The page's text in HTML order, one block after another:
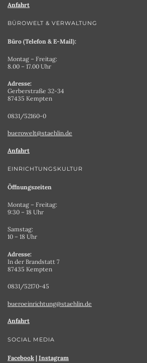
Anfahrt
BÜROWELT & VERWALTUNG
Büro (Telefon & E-Mail):
Montag – Freitag:
8.00 – 17.00 Uhr
Adresse:
Gerberstraße 32-34
87435 Kempten
0831/52160-0
buerowelt@staehlin.de
Anfahrt
EINRICHTUNGSKULTUR
Öffnungszeiten
Montag – Freitag:
9:30 – 18 Uhr
Samstag:
10 – 18 Uhr
Adresse:
In der Brandstatt 7
87435 Kempten
0831/52170-45
bueroeinrichtung@staehlin.de
Anfahrt
SOCIAL MEDIA
Facebook | Instagram